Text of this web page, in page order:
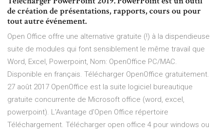
de création de présentations, rapports, cours ou pour
tout autre événement.
Open Office offre une alternative gratuite (!) à la dispendieuse
suite de modules qui font sensiblement le même travail que
Word, Excel, Powerpoint, Nom: OpenOffice PC/MAC.
Disponible en français. Télécharger OpenOffice gratuitement.
27 août 2017 OpenOffice est la suite logiciel bureautique
gratuite concurrente de Microsoft office (word, excel,
powerpoint). L'Avantage d'Open Office répertoire
Téléchargement. Télécharger open office 4 pour windows ou